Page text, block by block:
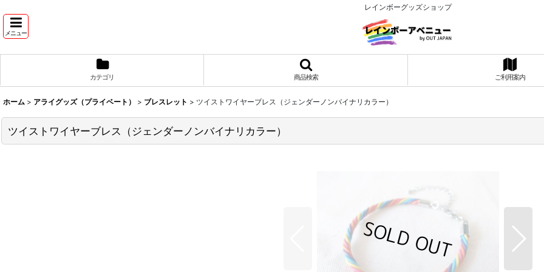
レインボーグッズショップ
メニュー
カテゴリ 商品検索 ご利用案内
ホーム > アライグッズ（プライベート） > ブレスレット > ツイストワイヤーブレス（ジェンダーノンバイナリカラー）
ツイストワイヤーブレス（ジェンダーノンバイナリカラー）